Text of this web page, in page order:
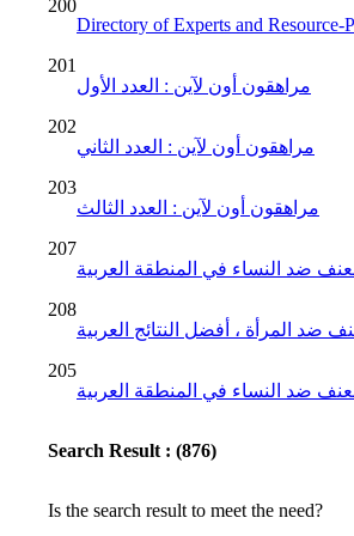
200
Directory of Experts and Resource-
201
مراهقون أون لآين : العدد الأول
202
مراهقون أون لآين : العدد الثاني
203
مراهقون أون لآين : العدد الثالث
207
ضد النساء في المنطقة العربية
208
ضد المرأة ، أفضل النتائج العربية
205
ضد النساء في المنطقة العربية
Search Result : (876)
Is the search result to meet the need?